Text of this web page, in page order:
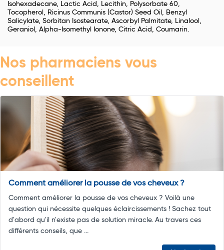
Isohexadecane, Lactic Acid, Lecithin, Polysorbate 60,
Tocopherol, Ricinus Communis (Castor) Seed Oil, Benzyl
Salicylate, Sorbitan Isostearate, Ascorbyl Palmitate, Linalool,
Geraniol, Alpha-Isomethyl Ionone, Citric Acid, Coumarin.
Nos pharmaciens vous
conseillent
Comment améliorer la pousse de vos cheveux ?
Comment améliorer la pousse de vos cheveux ? Voilà une
question qui nécessite quelques éclaircissements ! Sachez tout
d'abord qu'il n'existe pas de solution miracle. Au travers ces
différents conseils, que ...